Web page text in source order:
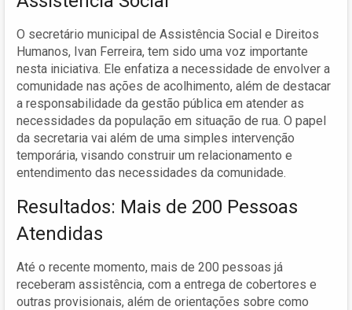
O secretário municipal de Assistência Social e Direitos
Humanos, Ivan Ferreira, tem sido uma voz importante
nesta iniciativa. Ele enfatiza a necessidade de envolver a
comunidade nas ações de acolhimento, além de destacar
a responsabilidade da gestão pública em atender as
necessidades da população em situação de rua. O papel
da secretaria vai além de uma simples intervenção
temporária, visando construir um relacionamento e
entendimento das necessidades da comunidade.
Resultados: Mais de 200 Pessoas
Atendidas
Até o recente momento, mais de 200 pessoas já
receberam assistência, com a entrega de cobertores e
outras provisionais, além de orientações sobre como